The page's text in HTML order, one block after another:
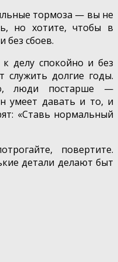
тормоза — вы не
но хотите, чтобы в
без сбоев.
делу спокойно и без
долгие годы.
люди постарше —
умеет давать и то, и
«Ставь нормальный
повертите.
детали делают быт